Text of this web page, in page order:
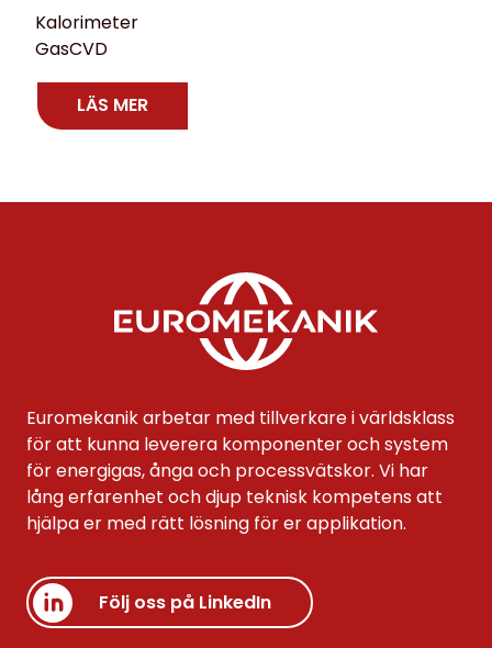
Kalorimeter
GasCVD
LÄS MER
Euromekanik arbetar med tillverkare i världsklass
för att kunna leverera komponenter och system
för energigas, ånga och processvätskor. Vi har
lång erfarenhet och djup teknisk kompetens att
hjälpa er med rätt lösning för er applikation.
Följ oss på LinkedIn